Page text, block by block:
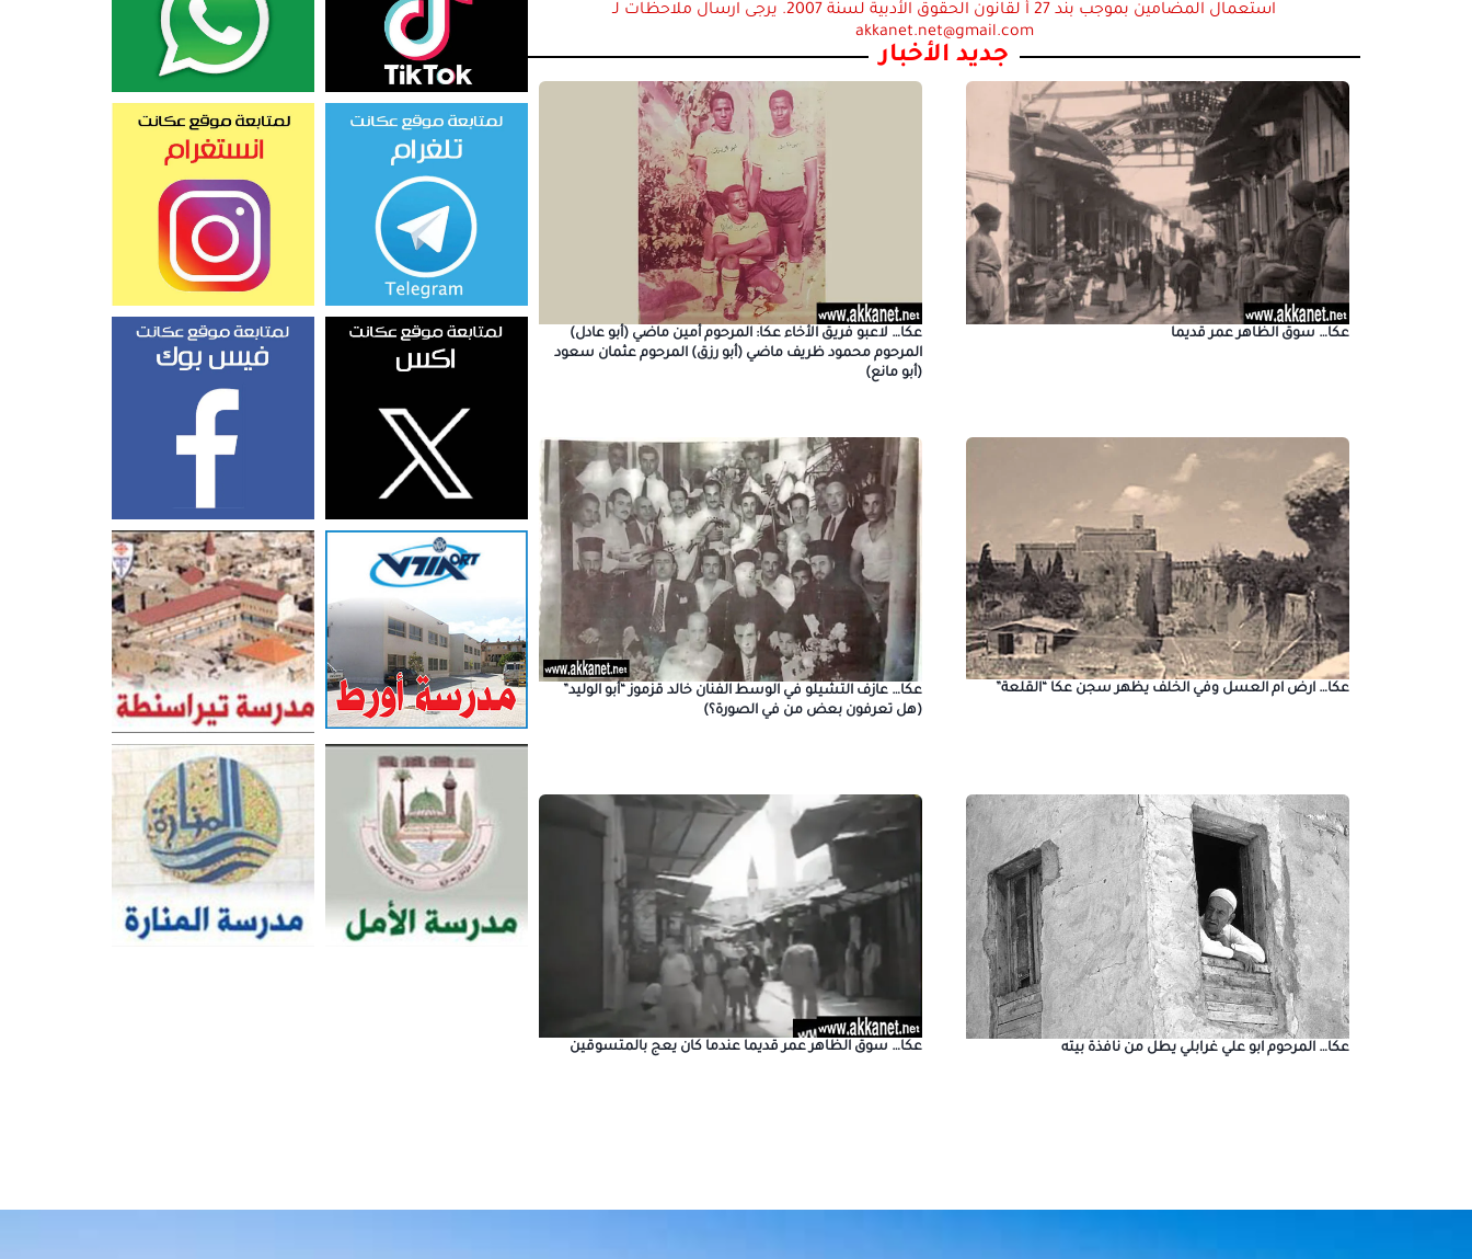
استعمال المضامين بموجب بند 27 أ لقانون الحقوق الأدبية لسنة 2007. يرجى ارسال ملاحظات لـ
akkanet.net@gmail.com
جديد الأخبار
عكا… سوق الظاهر عمر قديما
عكا… لاعبو فريق الأخاء عكا: المرحوم أمين ماضي (أبو عادل)
المرحوم محمود ظريف ماضي (أبو رزق) المرحوم عثمان سعود
(أبو مانع)
عكا… ارض ام العسل وفي الخلف يظهر سجن عكا “القلعة”
عكا… عازف التشيلو في الوسط الفنان خالد قزموز “أبو الوليد”
(هل تعرفون بعض من في الصورة؟)
عكا… المرحوم ابو علي غرابلي يطل من نافذة بيته عكا… سوق الظاهر عمر قديما عندما كان يعج بالمتسوقين